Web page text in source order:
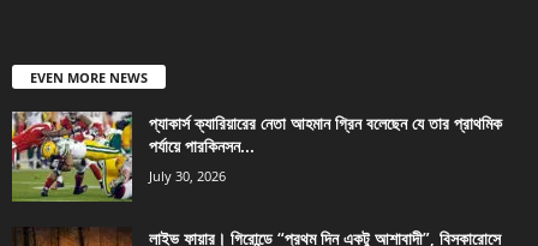
EVEN MORE NEWS
প্যাকার্স ক্যারিয়ারের নেতা আহমান গ্রিন বলেছেন যে তার প্রাথমিক
পর্যায়ে পারকিনসন...
July 30, 2026
লাইভ ফায়ার। গিরোন্ডে “প্রথম দিন একটু আশাবাদী”, বিসকারোসে